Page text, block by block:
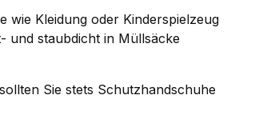
wie Kleidung oder Kinderspielzeug
und staubdicht in Müllsäcke
Sie stets Schutzhandschuhe